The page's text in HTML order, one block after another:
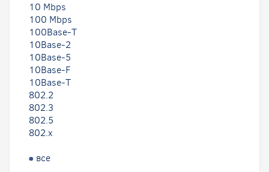
10 Mbps
100 Mbps
100Base-T
10Base-2
10Base-5
10Base-F
10Base-T
802.2
802.3
802.5
802.x
все